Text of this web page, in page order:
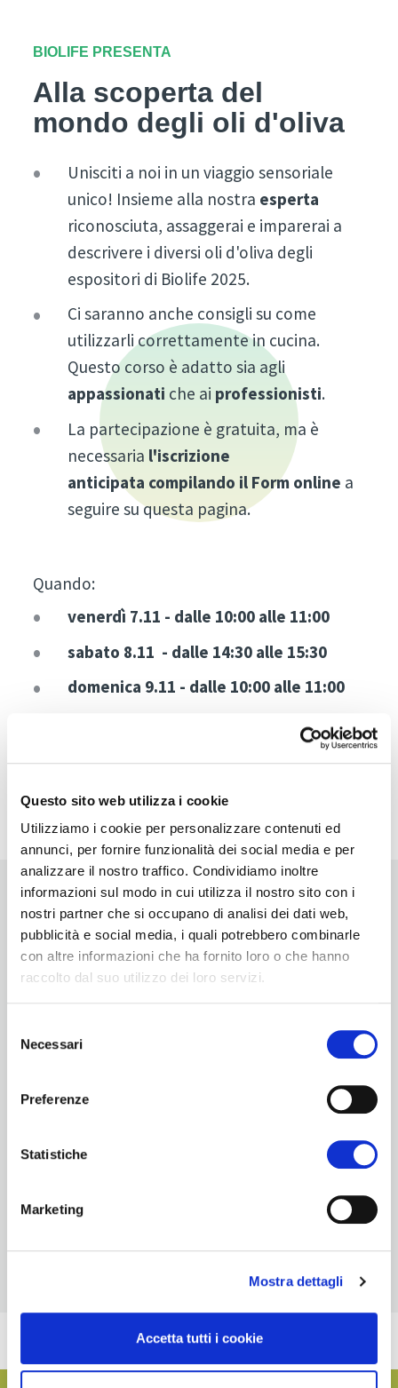
Questo sito web utilizza i cookie
Utilizziamo i cookie per personalizzare contenuti ed
annunci, per fornire funzionalità dei social media e per
analizzare il nostro traffico. Condividiamo inoltre
informazioni sul modo in cui utilizza il nostro sito con i
nostri partner che si occupano di analisi dei dati web,
pubblicità e social media, i quali potrebbero combinarle
con altre informazioni che ha fornito loro o che hanno
raccolto dal suo utilizzo dei loro servizi.
delNecessari
Preferenze
Statistiche
Marketing
Mostra dettagli
Accetta tutti i cookie
BIOLIFE PRESENTA
Alla scoperta del
mondo degli oli d'oliva
Unisciti a noi in un viaggio sensoriale
unico! Insieme alla nostra esperta
riconosciuta, assaggerai e imparerai a
descrivere i diversi oli d'oliva degli
espositori di Biolife 2025.
Ci saranno anche consigli su come
utilizzarli correttamente in cucina.
Questo corso è adatto sia agli
appassionati che ai professionisti.
La partecipazione è gratuita, ma è
necessaria l'iscrizione
anticipata compilando il Form online a
seguire su questa pagina.
Quando:
venerdì 7.11 - dalle 10:00 alle 11:00
sabato 8.11 - dalle 14:30 alle 15:30
domenica 9.11 - dalle 10:00 alle 11:00
Registrati ora!